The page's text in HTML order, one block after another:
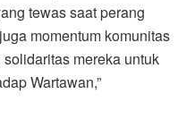
tewas saat perang
momentum komunitas
mereka untuk
Wartawan,”